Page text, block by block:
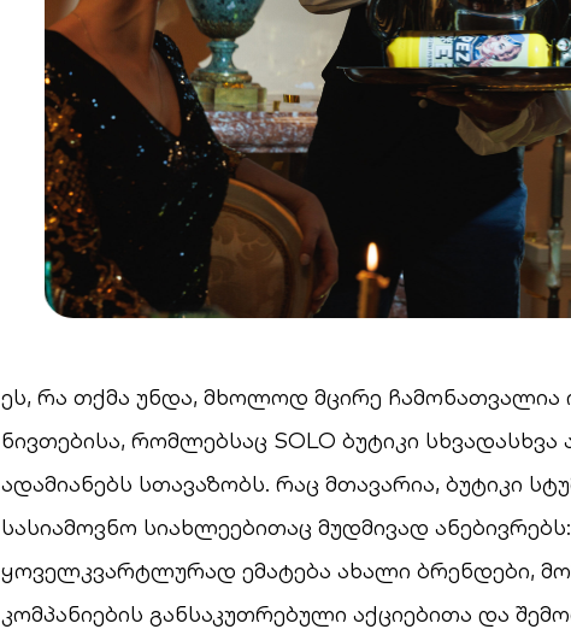
ეს, რა თქმა უნდა, მხოლოდ მცირე ჩამონათვალია
ნივთებისა, რომლებსაც SOLO ბუტიკი სხვადასხვა
ადამიანებს სთავაზობს. რაც მთავარია, ბუტიკი
სასიამოვნო სიახლეებითაც მუდმივად
ყოველკვარტლურად ემატება ახალი ბრენდები,
კომპანიების განსაკუთრებული აქციებითა და